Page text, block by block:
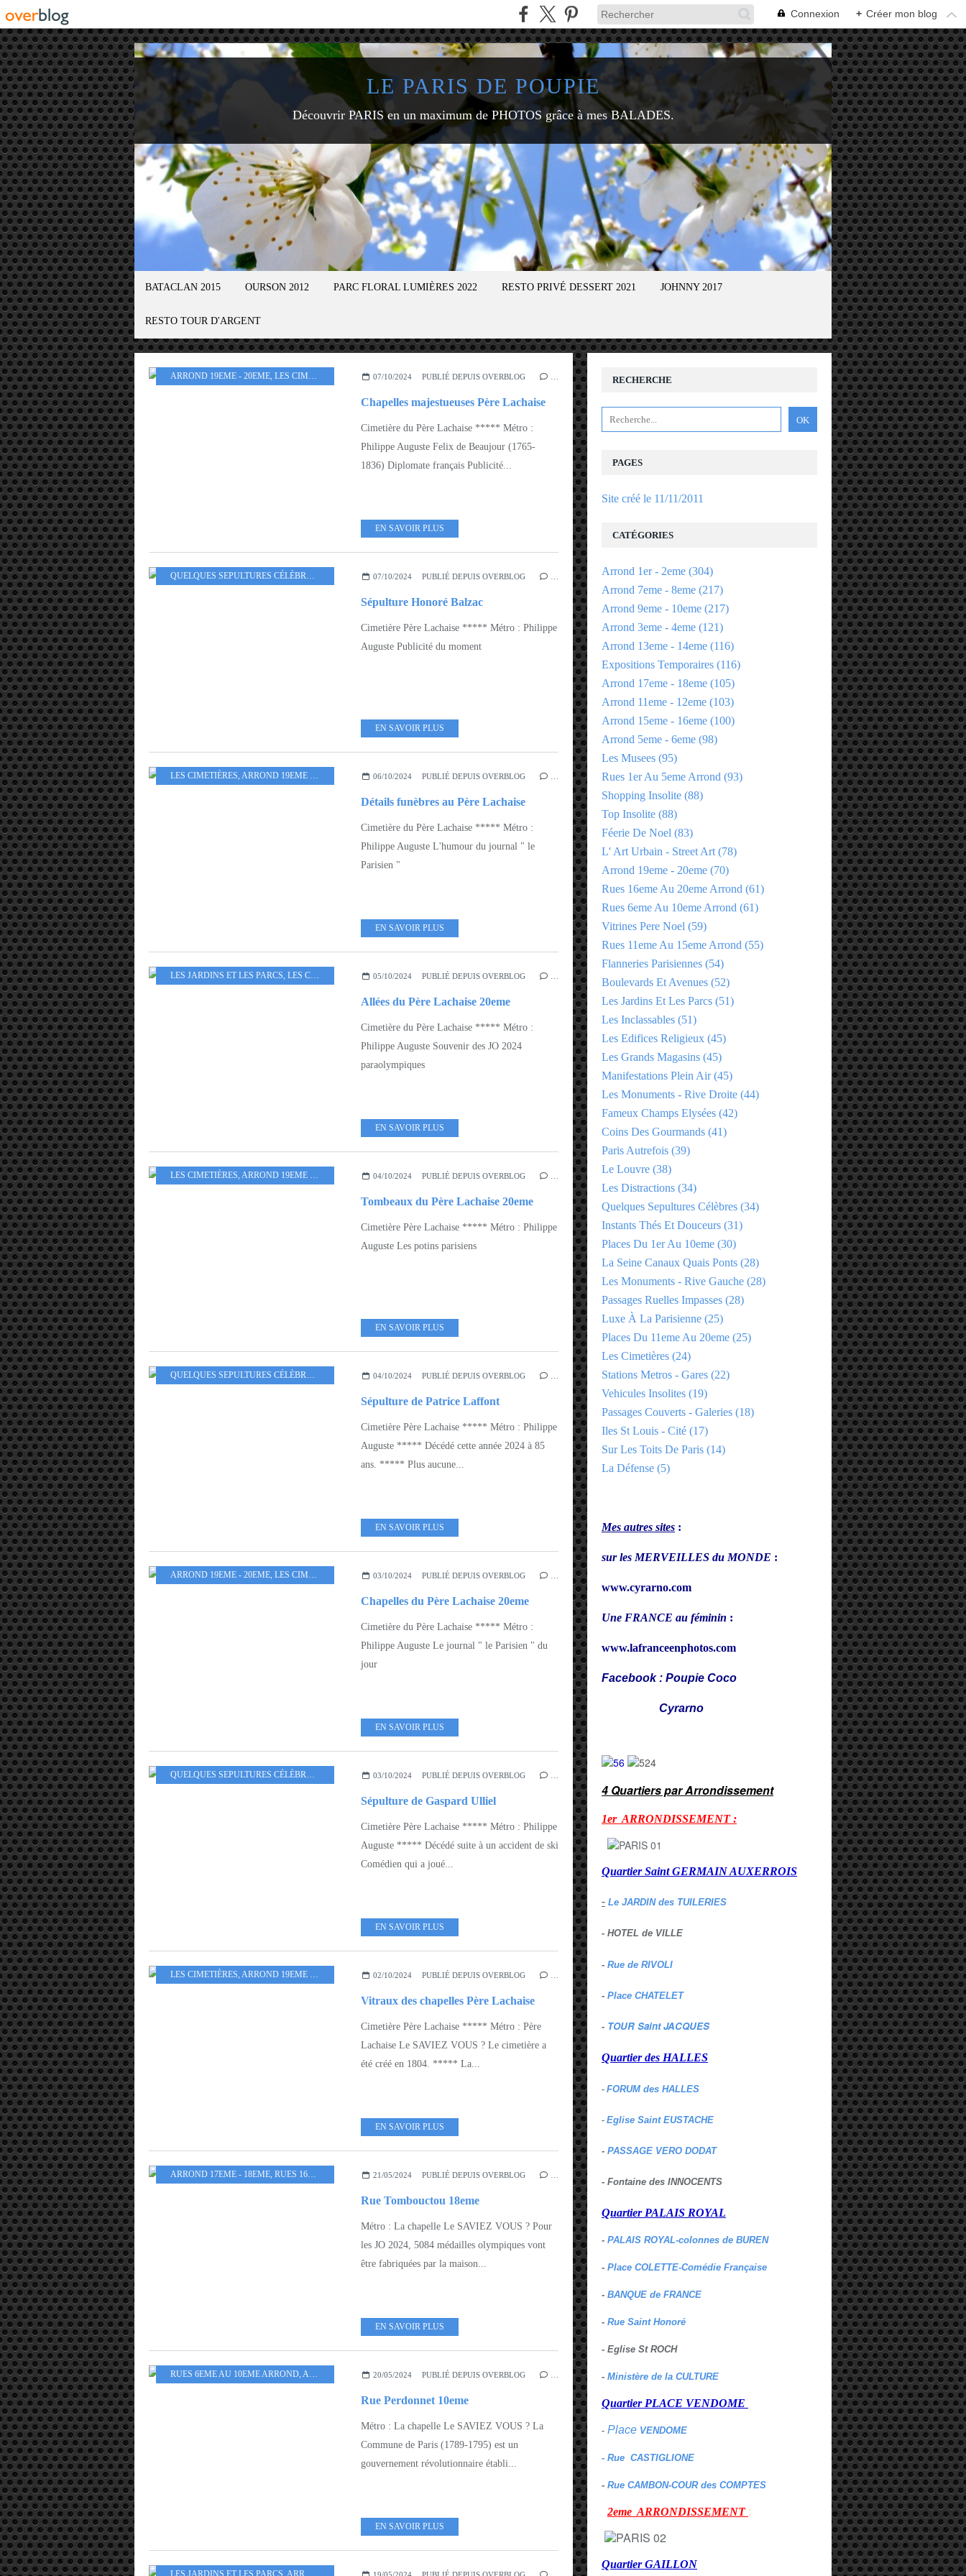
Connexion + Créer mon blog
LE PARIS DE POUPIE
Découvrir PARIS en un maximum de PHOTOS grâce à mes BALADES.
BATACLAN 2015 OURSON 2012 PARC FLORAL LUMIÈRES 2022 RESTO PRIVÉ DESSERT 2021 JOHNNY 2017
RESTO TOUR D'ARGENT
ARROND 19EME - 20EME LES CIMETIÈRES 07/10/2024 PUBLIÉ DEPUIS OVERBLOG
Chapelles majestueuses Père Lachaise
Cimetière du Père Lachaise ***** Métro :
Philippe Auguste Felix de Beaujour (1765-
1836) Diplomate français Publicité...
EN SAVOIR PLUS
ARROND 19EME - 20EME
07/10/2024 PUBLIÉ DEPUIS OVERBLOG
Sépulture Honoré Balzac
Cimetière Père Lachaise ***** Métro : Philippe
Auguste Publicité du moment
EN SAVOIR PLUS
LES CIMETIÈRES ARROND 19EME - 20EME LES INCLASSABLES
06/10/2024 PUBLIÉ DEPUIS OVERBLOG
Détails funèbres au Père Lachaise
Cimetière du Père Lachaise ***** Métro :
Philippe Auguste L'humour du journal " le
Parisien "
EN SAVOIR PLUS
LES JARDINS ET LES PARCS LES CIMETIÈRES ARROND 19EME - 20EME
05/10/2024 PUBLIÉ DEPUIS OVERBLOG
Allées du Père Lachaise 20eme
Cimetière du Père Lachaise ***** Métro :
Philippe Auguste Souvenir des JO 2024
paraolympiques
EN SAVOIR PLUS
LES CIMETIÈRES ARROND 19EME - 20EME 04/10/2024 PUBLIÉ DEPUIS OVERBLOG
Tombeaux du Père Lachaise 20eme
Cimetière Père Lachaise ***** Métro : Philippe
Auguste Les potins parisiens
EN SAVOIR PLUS
ARROND 19EME - 20EME
04/10/2024 PUBLIÉ DEPUIS OVERBLOG
Sépulture de Patrice Laffont
Cimetière Père Lachaise ***** Métro : Philippe
Auguste ***** Décédé cette année 2024 à 85
ans. ***** Plus aucune...
EN SAVOIR PLUS
ARROND 19EME - 20EME LES CIMETIÈRES 03/10/2024 PUBLIÉ DEPUIS OVERBLOG
Chapelles du Père Lachaise 20eme
Cimetière du Père Lachaise ***** Métro :
Philippe Auguste Le journal " le Parisien " du
jour
EN SAVOIR PLUS
ARROND 19EME - 20EME
03/10/2024 PUBLIÉ DEPUIS OVERBLOG
Sépulture de Gaspard Ulliel
Cimetière Père Lachaise ***** Métro : Philippe
Auguste ***** Décédé suite à un accident de ski
Comédien qui a joué...
EN SAVOIR PLUS
LES CIMETIÈRES ARROND 19EME - 20EME 02/10/2024 PUBLIÉ DEPUIS OVERBLOG
Vitraux des chapelles Père Lachaise
Cimetière Père Lachaise ***** Métro : Père
Lachaise Le SAVIEZ VOUS ? Le cimetière a
été créé en 1804. ***** La...
EN SAVOIR PLUS
ARROND 17EME - 18EME RUES 16EME AU 20EME ARROND 21/05/2024 PUBLIÉ DEPUIS OVERBLOG
Rue Tombouctou 18eme
Métro : La chapelle Le SAVIEZ VOUS ? Pour
les JO 2024, 5084 médailles olympiques vont
être fabriquées par la maison...
EN SAVOIR PLUS
RUES 6EME AU 10EME ARROND ARROND 9EME - 10EME 20/05/2024 PUBLIÉ DEPUIS OVERBLOG
Rue Perdonnet 10eme
Métro : La chapelle Le SAVIEZ VOUS ? La
Commune de Paris (1789-1795) est un
gouvernement révolutionnaire établi...
EN SAVOIR PLUS
LES JARDINS ET LES PARCS ARROND 17EME - 18EME
RECHERCHE
PAGES
Site créé le 11/11/2011
CATÉGORIES
Arrond 1er - 2eme (304)
Arrond 7eme - 8eme (217)
Arrond 9eme - 10eme (217)
Arrond 3eme - 4eme (121)
Arrond 13eme - 14eme (116)
Expositions Temporaires (116)
Arrond 17eme - 18eme (105)
Arrond 11eme - 12eme (103)
Arrond 15eme - 16eme (100)
Arrond 5eme - 6eme (98)
Les Musees (95)
Rues 1er Au 5eme Arrond (93)
Shopping Insolite (88)
Top Insolite (88)
Féerie De Noel (83)
L' Art Urbain - Street Art (78)
Arrond 19eme - 20eme (70)
Rues 16eme Au 20eme Arrond (61)
Rues 6eme Au 10eme Arrond (61)
Vitrines Pere Noel (59)
Rues 11eme Au 15eme Arrond (55)
Flanneries Parisiennes (54)
Boulevards Et Avenues (52)
Les Jardins Et Les Parcs (51)
Les Inclassables (51)
Les Edifices Religieux (45)
Les Grands Magasins (45)
Manifestations Plein Air(45)
Les Monuments - Rive Droite (44)
Fameux Champs Elysées (42)
Coins Des Gourmands (41)
Paris Autrefois (39)
Le Louvre (38)
Les Distractions (34)
Quelques Sepultures Célèbres (34)
Instants Thés Et Douceurs (31)
Places Du 1er Au 10eme (30)
La Seine Canaux Quais Ponts (28)
Les Monuments - Rive Gauche (28)
Passages Ruelles Impasses (28)
Luxe À La Parisienne (25)
Places Du 11eme Au 20eme (25)
Les Cimetières (24)
Stations Metros - Gares (22)
Vehicules Insolites (19)
Passages Couverts - Galeries (18)
Iles St Louis - Cité (17)
Sur Les Toits De Paris (14)
La Défense (5)
Mes autres sites :
sur les MERVEILLES du MONDE :
www.cyrarno.com
Une FRANCE au féminin :
www.lafranceenphotos.com
Facebook : Poupie Coco
Cyrarno
4 Quartiers par Arrondissement
1er ARRONDISSEMENT :
Quartier Saint GERMAIN AUXERROIS
- Le JARDIN des TUILERIES
- HOTEL de VILLE
- Rue de RIVOLI
- Place CHATELET
- TOUR Saint JACQUES
Quartier des HALLES
- FORUM des HALLES
- Eglise Saint EUSTACHE
- PASSAGE VERO DODAT
- Fontaine des INNOCENTS
Quartier PALAIS ROYAL
- PALAIS ROYAL-colonnes de BUREN
- Place COLETTE-Comédie Française
- BANQUE de FRANCE
- Rue Saint Honoré
- Eglise St ROCH
- Ministère de la CULTURE
Quartier PLACE VENDOME
- Place VENDOME
- Rue CASTIGLIONE
- Rue CAMBON-COUR des COMPTES
2eme ARRONDISSEMENT :
Quartier GAILLON